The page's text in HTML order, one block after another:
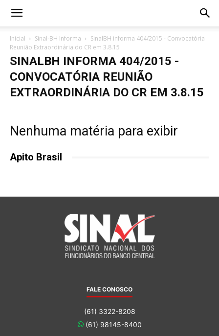
Inicial Sinal-BH Informa
SinalBH informa 404/2015 - Convocatória
Reunião Extraordinária do CR em 3.8.15
SINALBH INFORMA 404/2015 -
CONVOCATÓRIA REUNIÃO
EXTRAORDINÁRIA DO CR EM 3.8.15
Nenhuma matéria para exibir
Apito Brasil
FALE CONOSCO
(61) 3322-8208
(61) 98145-8400